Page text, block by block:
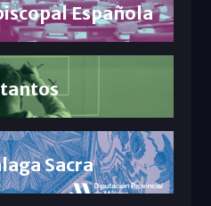
Española
Sacra